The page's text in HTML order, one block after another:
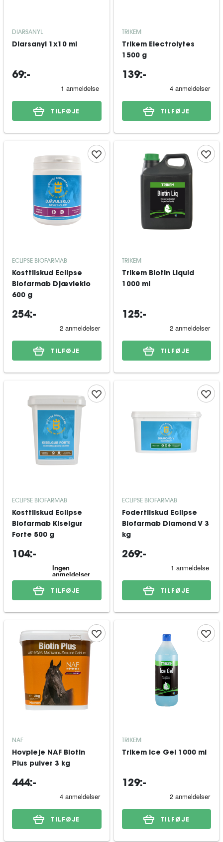
DIARSANYL
Diarsanyl 1x10 ml
69:-
TILFØJE
TRIKEM
Trikem Electrolytes
1500 g
139:-
TILFØJE
ECLIPSE BIOFARMAB
Kosttilskud Eclipse
Biofarmab Djævleklo
600 g
254:-
TILFØJE
TRIKEM
Trikem Biotin Liquid
1000 ml
125:-
TILFØJE
ECLIPSE BIOFARMAB
Kosttilskud Eclipse
Biofarmab Kiselgur
Forte 500 g
104:-
TILFØJE
ECLIPSE BIOFARMAB
Fodertilskud Eclipse
Biofarmab Diamond V 3
kg
269:-
TILFØJE
NAF
Hovpleje NAF Biotin
Plus pulver 3 kg
444:-
TILFØJE
TRIKEM
Trikem Ice Gel 1000 ml
129:-
TILFØJE